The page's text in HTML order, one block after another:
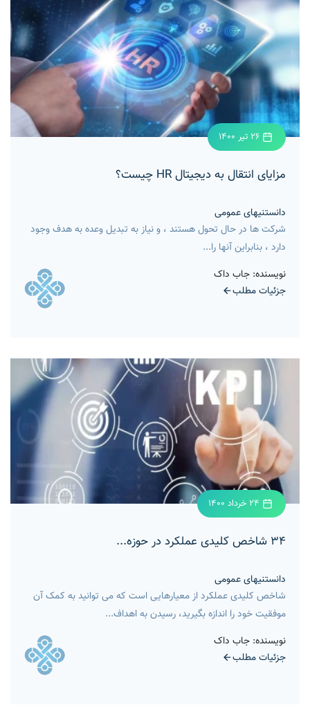
مزایای انتقال به دیجیتال HR چیست؟
دانستنیهای عمومی
شرکت ها در حال تحول هستند ، و نیاز به تبدیل وعده به هدف وجود
دارد ، بنابراین آنها را...
نویسنده: جاب داک
جزئیات مطلب
۳۴ شاخص کلیدی عملکرد در حوزه...
دانستنیهای عمومی
شاخص کلیدی عملکرد از معیارهایی است که می توانید به کمک آن
موفقیت خود را اندازه بگیرید، رسیدن به اهداف...
نویسنده: جاب داک
جزئیات مطلب